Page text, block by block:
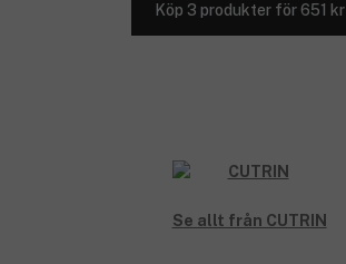
Köp 3 produkter för 651 kr
Se allt från CUTRIN